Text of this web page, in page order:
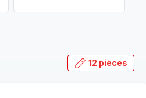
12 pièces